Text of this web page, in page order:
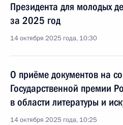
Президента для молодых
за 2025 год
14 октября 2025 года, 10:30
О приёме документов на
Государственной премии
в области литературы и
14 октября 2025 года, 10:25